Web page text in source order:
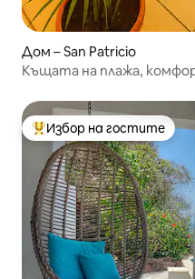
Дом – San Patricio
Къщата на плажа,
Най-популярен избор на
Избор на гостите